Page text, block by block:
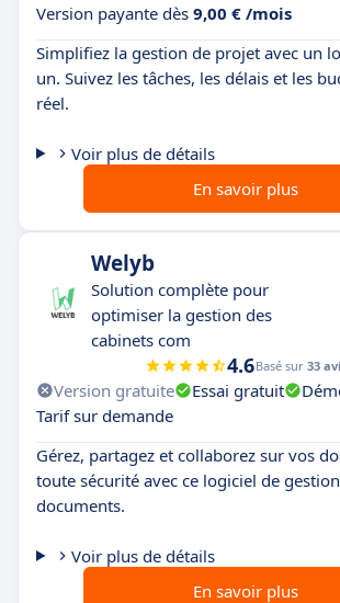
Version payante dès 9,00 € /mois
Simplifiez la gestion de projet avec un
un. Suivez les tâches, les délais et les
réel.
Voir plus de détails
En savoir plus
Welyb
Solution complète pour
optimiser la gestion des
cabinets com
4.6Basé sur 33
Version gratuite Essai gratuit
Tarif sur demande
Gérez, partagez et collaborez sur vos
toute sécurité avec ce logiciel de
documents.
Voir plus de détails
En savoir plus